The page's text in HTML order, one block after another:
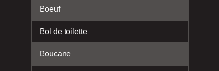
Boeuf
Bol de toilette
Boucane